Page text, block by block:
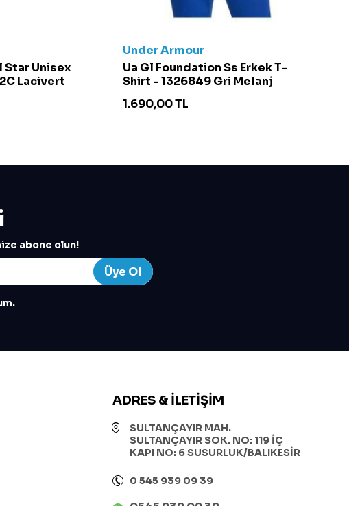
Star Unisex
Lacivert
Under Armour
Ua Gl Foundation Ss Erkek T-
Shirt - 1326849 Gri Melanj
1.690,00TL
abone olun!
Üye Ol
ADRES & İLETIŞIM
SULTANÇAYIR MAH.
SULTANÇAYIR SOK. NO: 119 İÇ
KAPI NO: 6 SUSURLUK/BALIKESİR
0 545 939 09 39